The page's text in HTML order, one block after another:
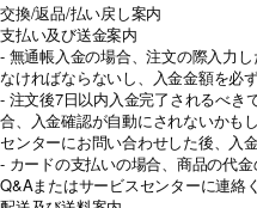
交換/返品/払い戻し案内
支払い及び送金案内
- 無通帳入金の場合、注文の際入力
なければならないし、入金金額を必
- 注文後7日以内入金完了されるべき
合、入金確認が自動にされないかも
センターにお問い合わせした後、入
- カードの支払いの場合、商品の代
Q&Aまたはサービスセンターに連絡